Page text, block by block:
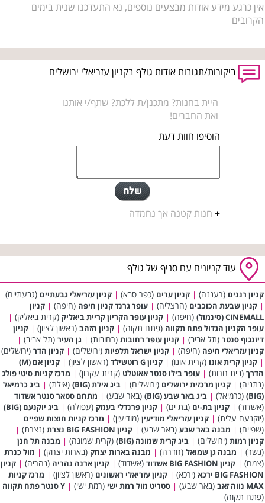
אין כרגע מידע אודות מבצעים נוספים, נא התעדכנו שנית בימים
הקרובים
ביקורות/תגובות אודות גולף בקניון עזריאלי ירושלים
היית בחנות? מתכנן/ת ללכת? שתף/י אותנו
ואת החברים!
הוסיפו חוות דעת
+ חנות קטנה אך נחמדה
עוד קניונים עם סניף של גולף
קניון רננים (רעננה) | קניון ערים (כפר סבא) | קניון עזריאלי גבעתיים (גבעתיים)
| קניון שבעת הכוכבים (הרצליה) | עופר גרנד קניון חיפה (חיפה) | קניון
CINEMALL (סינמול)
(חיפה) | קניון עופר הקריון קריית ביאליק (קרית ביאליק) |
עופר הקניון הגדול פתח תקווה (פתח תקוה) | קניון הזהב (ראשון לציון) | קניון
דיזנגוף סנטר (תל אביב) | קניון עופר רחובות (רחובות) | גן העיר (תל אביב) |
קניון עזריאלי חיפה (חיפה) | קניון ישראל תלפיות (ירושלים) | קניון הדר (ירושלים)
| קניון קרית אונו (קרית אונו) | קניון G רוטשילד (ראשון לציון) |
קניון אם (M)
הדרך (בית חרות) | עופר בילו סנטר אאוטלט (קרית עקרון) | מרכז קניות סיטי פולג
(נתניה) | קניון מרכזית ירושלים (ירושלים) | ביג אילת (BIG) (אילת) | ביג כרמיאל
(BIG)
(כרמיאל) | ביג באר שבע (BIG) (באר שבע) | מתחם סטאר סנטר אשדוד
(אשדוד) | קניון בת-ים (בת ים) | קניון פרנדלי בעמק (עפולה) | ביג יוקנעם (BIG)
(יוקנעם עלית) | קניון עזריאלי מודיעין (מודיעין) | מרכז קניות חוצות שפיים
(שפיים) | מבנה באר שבע (באר שבע) | קניון BIG FASHION נצרת (נצרת) |
קניון רמות (ירושלים) | ביג קרית שמונה (BIG) (קרית שמונה) | מבנה תל חנן
(נשר) | מבנה גן שמואל (חדרה) | מבנה בארות יצחק (בארות יצחק) | מול כנרת
(צמח) | קניון BIG FASHION אשדוד (אשדוד) | קניון ארנה נהריה (נהריה) | קניון
BIG FASHION ירכא
(ירכא) | קניון עזריאלי ראשונים (ראשון לציון) | מרכז קניות
MAX נווה זאב
(באר שבע) | סטריט מול רמת ישי (רמת ישי) | Y סנטר פתח תקווה
(פתח תקוה)